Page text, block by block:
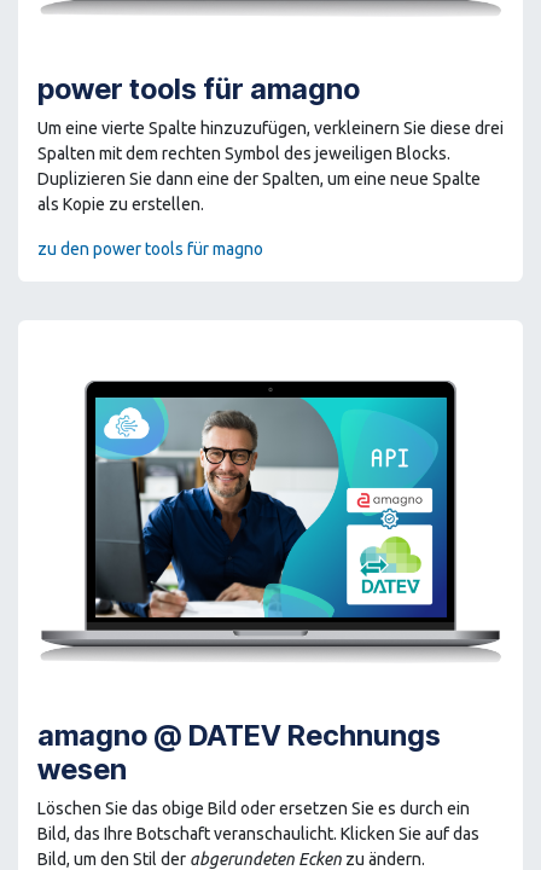
power tools für amagno
Um eine vierte Spalte hinzuzufügen, verkleinern Sie diese drei
Spalten mit dem rechten Symbol des jeweiligen Blocks.
Duplizieren Sie dann eine der Spalten, um eine neue Spalte
als Kopie zu erstellen.
zu den power tools für magno
amagno @ DATEV Rechnungs​
wesen
Löschen Sie das obige Bild oder ersetzen Sie es durch ein
Bild, das Ihre Botschaft veranschaulicht. Klicken Sie auf das
Bild, um den Stil der abgerundeten Ecken zu ändern.